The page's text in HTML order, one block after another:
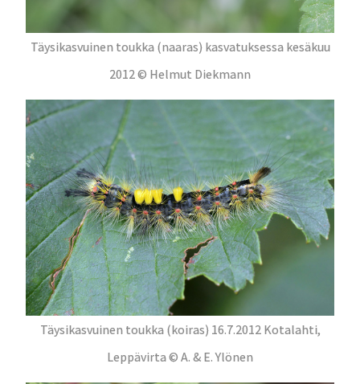
Täysikasvuinen toukka (naaras) kasvatuksessa kesäkuu
2012 © Helmut Diekmann
Täysikasvuinen toukka (koiras) 16.7.2012 Kotalahti,
Leppävirta © A. & E. Ylönen